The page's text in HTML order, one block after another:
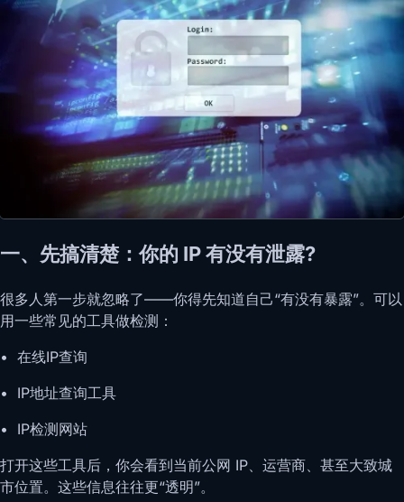
一、先搞清楚：你的 IP 有没有泄露?
很多人第一步就忽略了——你得先知道自己“有没有暴露”。可以
用一些常见的工具做检测：
• 在线IP查询
• IP地址查询工具
• IP检测网站
打开这些工具后，你会看到当前公网 IP、运营商、甚至大致城
市位置。这些信息往往更“透明”。